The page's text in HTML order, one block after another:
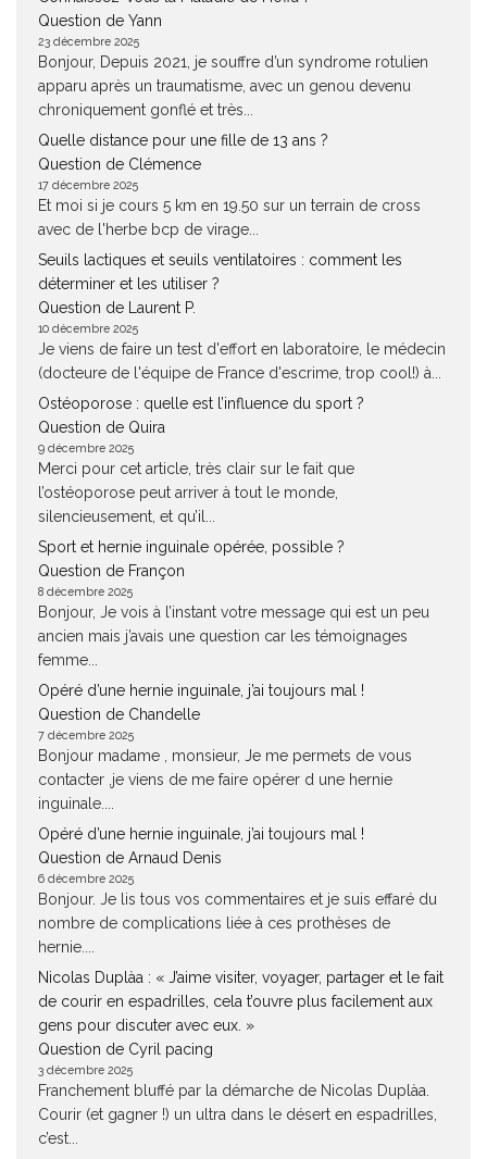
Question de Yann
23 décembre 2025
Bonjour, Depuis 2021, je souffre d’un syndrome rotulien
apparu après un traumatisme, avec un genou devenu
chroniquement gonflé et très...
Quelle distance pour une fille de 13 ans ?
Question de Clémence
17 décembre 2025
Et moi si je cours 5 km en 19.50 sur un terrain de cross
avec de l'herbe bcp de virage...
Seuils lactiques et seuils ventilatoires : comment les
déterminer et les utiliser ?
Question de Laurent P.
10 décembre 2025
Je viens de faire un test d'effort en laboratoire, le médecin
(docteure de l'équipe de France d'escrime, trop cool!) à...
Ostéoporose : quelle est l’influence du sport ?
Question de Quira
9 décembre 2025
Merci pour cet article, très clair sur le fait que
l’ostéoporose peut arriver à tout le monde,
silencieusement, et qu’il...
Sport et hernie inguinale opérée, possible ?
Question de Françon
8 décembre 2025
Bonjour, Je vois à l’instant votre message qui est un peu
ancien mais j’avais une question car les témoignages
femme...
Opéré d’une hernie inguinale, j’ai toujours mal !
Question de Chandelle
7 décembre 2025
Bonjour madame , monsieur, Je me permets de vous
contacter ,je viens de me faire opérer d une hernie
inguinale....
Opéré d’une hernie inguinale, j’ai toujours mal !
Question de Arnaud Denis
6 décembre 2025
Bonjour. Je lis tous vos commentaires et je suis effaré du
nombre de complications liée à ces prothèses de
hernie....
Nicolas Duplàa : « J’aime visiter, voyager, partager et le fait
de courir en espadrilles, cela t’ouvre plus facilement aux
gens pour discuter avec eux. »
Question de Cyril pacing
3 décembre 2025
Franchement bluffé par la démarche de Nicolas Duplàa.
Courir (et gagner !) un ultra dans le désert en espadrilles,
c’est...